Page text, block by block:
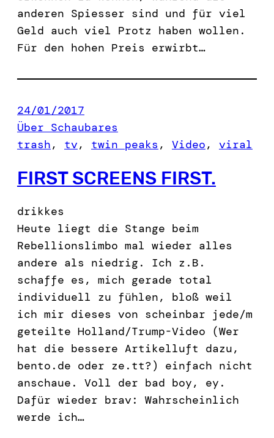
anderen Spiesser sind und für viel
Geld auch viel Protz haben wollen.
Für den hohen Preis erwirbt…
24/01/2017
Über Schaubares
trash, tv, twin peaks , Video, viral
FIRST SCREENS FIRST.
drikkes
Heute liegt die Stange beim
Rebellionslimbo mal wieder alles
andere als niedrig. Ich z.B.
schaffe es, mich gerade total
individuell zu fühlen, bloß weil
ich mir dieses von scheinbar jede/m
geteilte Holland/Trump-Video (Wer
hat die bessere Artikelluft dazu,
bento.de oder ze.tt?) einfach nicht
anschaue. Voll der bad boy, ey.
Dafür wieder brav: Wahrscheinlich
werde ich…